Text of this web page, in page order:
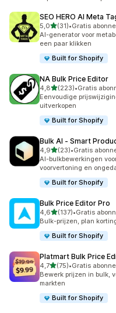
SEO HERO AI Meta
5,0van 5 sterren
(31)
31 recensies in totaal
•Gratis
AI-generator voor
een paar klikken
Built for Shopify
NA Bulk Price Editor
4,8van 5 sterren
(223)
223 recensies in totaal
•Gratis
Eenvoudige
uitverkopen
Built for Shopify
Bulk AI ‑ Smart
4,9van 5 sterren
(23)
23 recensies in totaal
•Gratis
AI-bulkbewerkingen
voorvertoning en
Built for Shopify
Bulk Price Editor Pro
4,6van 5 sterren
(137)
137 recensies in totaal
•Gratis
Bulk-prijzen, plan
Built for Shopify
Platmart Bulk Price
4,7van 5 sterren
(75)
75 recensies in totaal
•Gratis
Bewerk prijzen in bulk,
markten
Built for Shopify